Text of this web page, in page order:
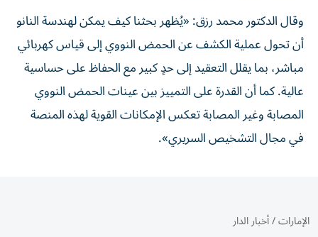
وقال الدكتور محمد رزق: «يُظهر بحثنا كيف يمكن لهندسة النانو
أن تحول عملية الكشف عن الحمض النووي إلى قياس كهربائي
مباشر، بما يقلل التعقيد إلى حدٍ كبير مع الحفاظ على حساسية
عالية. كما أن القدرة على التمييز بين عينات الحمض النووي
المصابة وغير المصابة تعكس الإمكانات القوية لهذه المنصة
في مجال التشخيص السريري».
الإمارات/أخبار الدار